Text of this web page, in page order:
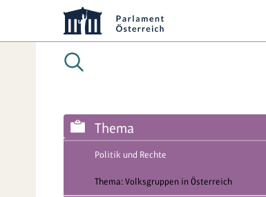
Thema
Politik und Rechte
Thema: Volksgruppen in Österreich